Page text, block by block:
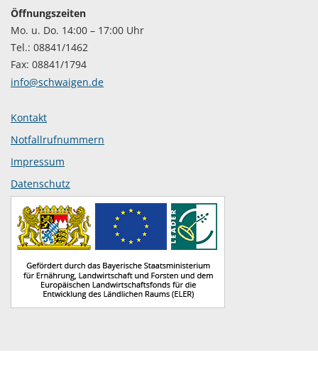
Öffnungszeiten
Mo. u. Do. 14:00 – 17:00 Uhr
Tel.: 08841/1462
Fax: 08841/1794
info@schwaigen.de
Kontakt
Notfallrufnummern
Impressum
Datenschutz